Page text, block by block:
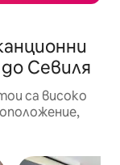
Севиля
са високо